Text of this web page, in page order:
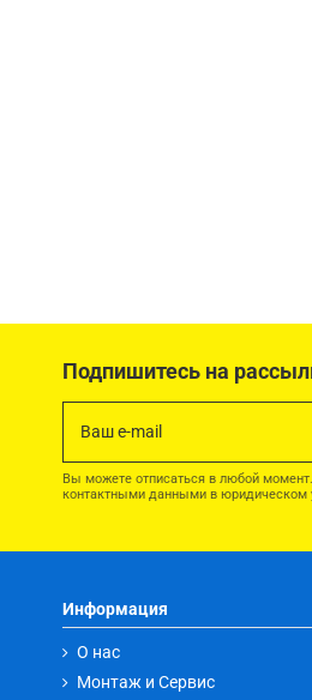
Подпишитесь на
Вы можете отписаться в любой
контактными данными в юридическом
Информация
О нас
Монтаж и Сервис